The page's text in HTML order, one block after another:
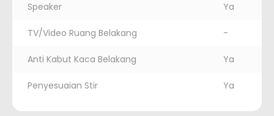
Speaker Ya
TV/Video Ruang Belakang -
Anti Kabut Kaca Belakang Ya
Penyesuaian Stir Ya